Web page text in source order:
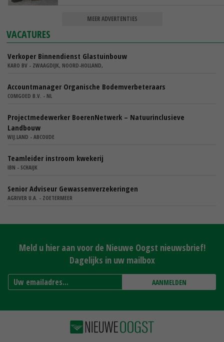
MEER ADVERTENTIES
VACATURES
Verkoper Binnendienst Glastuinbouw
KARO BV - ZWAAGDIJK, NOORD-HOLLAND,
Accountmanager Organische Bodemverbeteraars
COMGOED B.V. - NL
Projectmedewerker BoerenNetwerk – Natuurinclusieve
Landbouw
WIJ.LAND - ABCOUDE
Teamleider instroom kwekerij
IBN - SCHAIJK
Senior Adviseur Gewassenverzekeringen
AGRIVER U.A. - ZOETERMEER
Meld u hier aan voor de Nieuwe Oogst nieuwsbrief!
Dagelijks in uw mailbox
AANMELDEN